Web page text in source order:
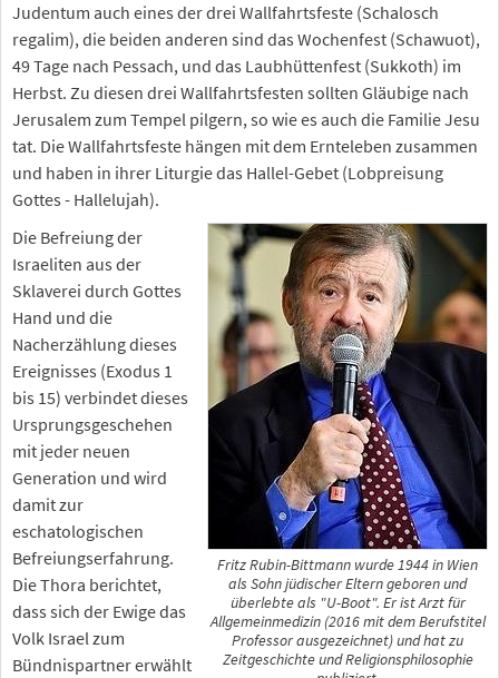
Judentum auch eines der drei Wallfahrtsfeste (Schalosch
regalim), die beiden anderen sind das Wochenfest (Schawuot),
49 Tage nach Pessach, und das Laubhüttenfest (Sukkoth) im
Herbst. Zu diesen drei Wallfahrtsfesten sollten Gläubige nach
Jerusalem zum Tempel pilgern, so wie es auch die Familie Jesu
tat. Die Wallfahrtsfeste hängen mit dem Ernteleben zusammen
und haben in ihrer Liturgie das Hallel-Gebet (Lobpreisung
Gottes - Hallelujah).
Fritz Rubin-Bittmann wurde 1944 in Wien
als Sohn jüdischer Eltern geboren und
überlebte als "U-Boot". Er ist Arzt für
Allgemeinmedizin (2016 mit dem Berufstitel
Professor ausgezeichnet) und hat zu
Zeitgeschichte und Religionsphilosophie
Die Befreiung der
Israeliten aus der
Sklaverei durch Gottes
Hand und die
Nacherzählung dieses
Ereignisses (Exodus 1
bis 15) verbindet dieses
Ursprungsgeschehen
mit jeder neuen
Generation und wird
damit zur
eschatologischen
Befreiungserfahrung.
Die Thora berichtet,
dass sich der Ewige das
Volk Israel zum
Bündnispartner erwählt